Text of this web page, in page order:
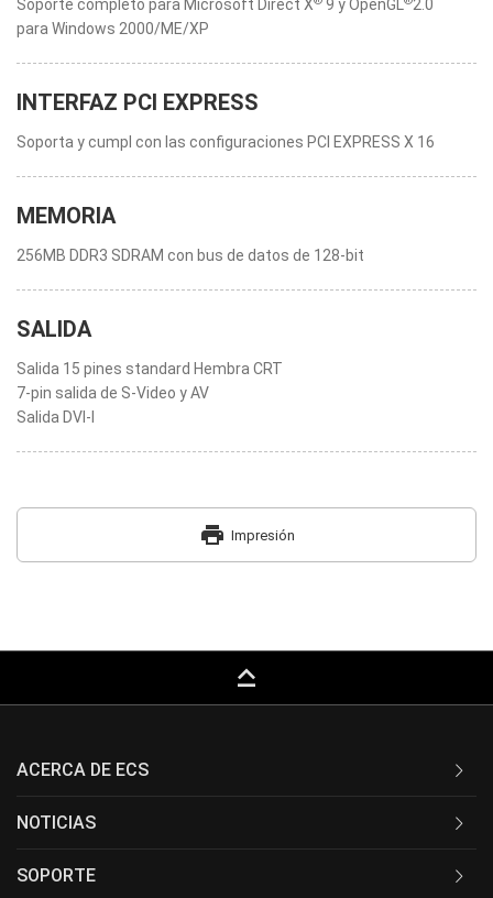
Soporte completo para Microsoft Direct X
9 y OpenGL
2.0
para Windows 2000/ME/XP
INTERFAZ PCI EXPRESS
Soporta y cumpl con las configuraciones PCI EXPRESS X 16
MEMORIA
256MB DDR3 SDRAM con bus de datos de 128-bit
SALIDA
Salida 15 pines standard Hembra CRT
7-pin salida de S-Video y AV
Salida DVI-I
print Impresión
keyboard_capslock
ACERCA DE ECS
NOTICIAS
SOPORTE